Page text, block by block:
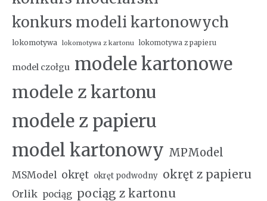
konkurs modeli kartonowych
lokomotywa lokomotywa z kartonu lokomotywa z papieru
model czołgu modele kartonowe
modele z kartonu
modele z papieru
model kartonowy MPModel
MSModel okręt okręt podwodny okręt z papieru
Orlik pociąg pociąg z kartonu